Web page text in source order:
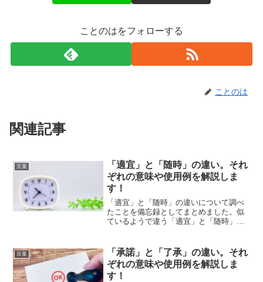
ことのはをフォローする
ことのは
関連記事
言葉
「適宜」と「随時」の違い。それ
ぞれの意味や使用例を解説しま
す！
「適宜」と「随時」の違いについて調べ
たことを備忘録としてまとめました。似
ているようで違う「適宜」と「随時」の
言葉
「承諾」と「了承」の違い。それ
ぞれの意味や使用例を解説しま
す！